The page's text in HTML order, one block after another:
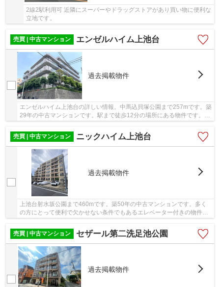
2線2駅利用可 近隣にスーパーやドラッグストアがあり買い物に便利な
立地です。
売買 | 中古マンション エンゼルハイム上池台
過去掲載物件
エンゼルハイム上池台の詳しい情報。中馬込貝塚公園まで257mです。築
29年の中古マンションです。駅まで徒歩12分の場所にある物件です。人
売買 | 中古マンション
ニックハイム上池台
過去掲載物件
上池台射水坂公園まで460mです。築50年の中古マンションです。多く
の方にとって便利で欠かせない条件でもあるエレベーター付きの物件で
売買 | 中古マンション
セザール第二洗足池公園
過去掲載物件